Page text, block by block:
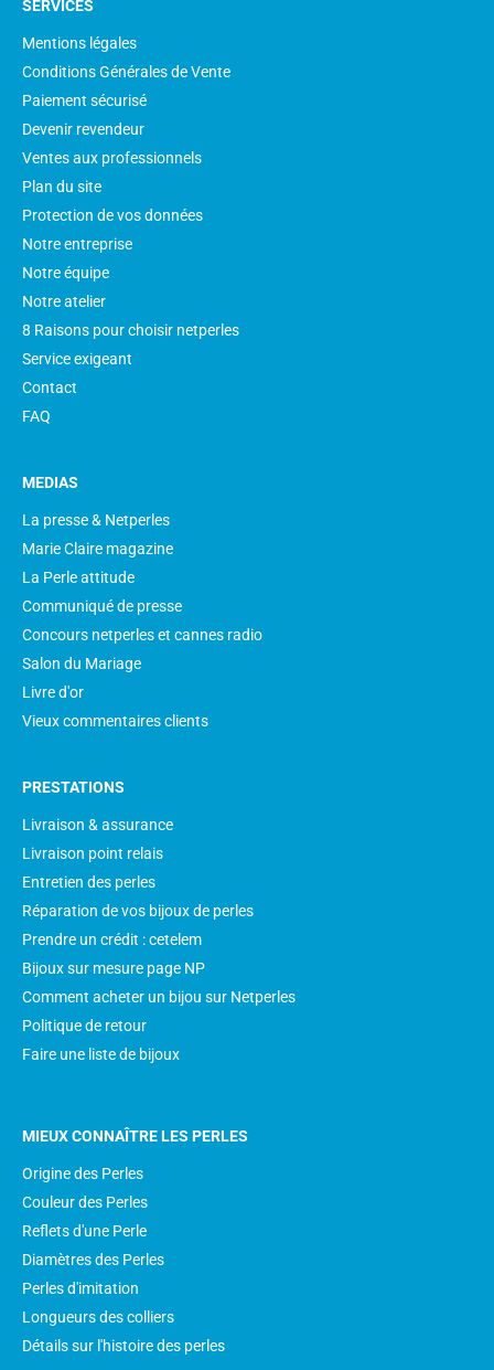
SERVICES
Mentions légales
Conditions Générales de Vente
Paiement sécurisé
Devenir revendeur
Ventes aux professionnels
Plan du site
Protection de vos données
Notre entreprise
Notre équipe
Notre atelier
8 Raisons pour choisir netperles
Service exigeant
Contact
FAQ
MEDIAS
La presse & Netperles
Marie Claire magazine
La Perle attitude
Communiqué de presse
Concours netperles et cannes radio
Salon du Mariage
Livre d'or
Vieux commentaires clients
PRESTATIONS
Livraison & assurance
Livraison point relais
Entretien des perles
Réparation de vos bijoux de perles
Prendre un crédit : cetelem
Bijoux sur mesure page NP
Comment acheter un bijou sur Netperles
Politique de retour
Faire une liste de bijoux
MIEUX CONNAÎTRE LES PERLES
Origine des Perles
Couleur des Perles
Reflets d'une Perle
Diamètres des Perles
Perles d'imitation
Longueurs des colliers
Détails sur l'histoire des perles